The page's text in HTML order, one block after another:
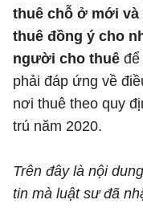
thuê chỗ ở mới
thuê đồng ý cho
người cho thuê để
phải đáp ứng về
nơi thuê theo quy
trú năm 2020.
Trên đây là nội
tin mà luật sư đã